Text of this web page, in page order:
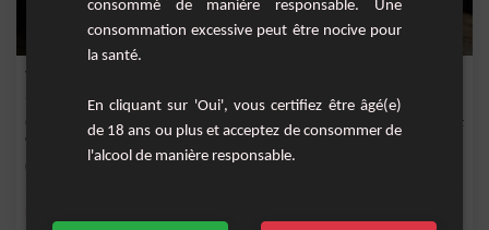
Virgin Mojito à la Fraise
Cocktail à boire sans modération à base de fraise, eau gazeuse, menthe fraîche et
citro...
consommé de manière responsable. Une
consommation excessive peut être nocive pour
la santé.
En cliquant sur 'Oui', vous certifiez être âgé(e)
de 18 ans ou plus et acceptez de consommer de
l'alcool de manière responsable.